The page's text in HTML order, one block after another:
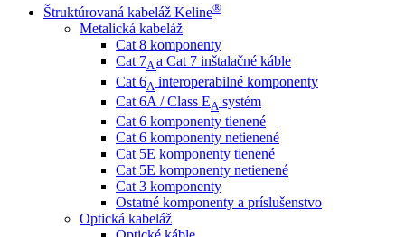
Štruktúrovaná kabeláž Keline®
Metalická kabeláž
Cat 8 komponenty
Cat 7Aa Cat 7 inštalačné káble
Cat 6A interoperabilné komponenty
Cat 6A / Class EA systém
Cat 6 komponenty tienené
Cat 6 komponenty netienené
Cat 5E komponenty tienené
Cat 5E komponenty netienené
Cat 3 komponenty
Ostatné komponenty a príslušenstvo
Optická kabeláž